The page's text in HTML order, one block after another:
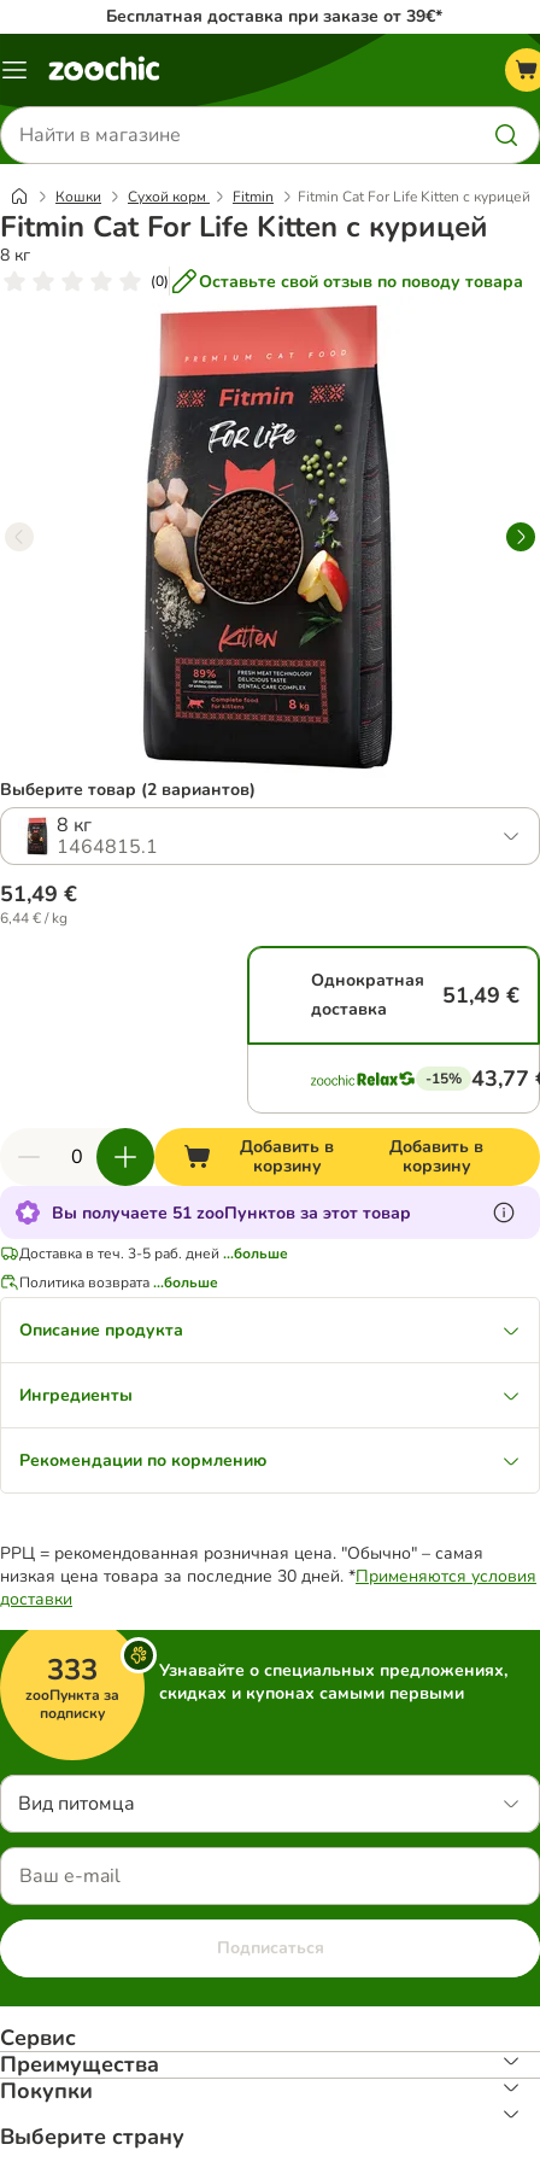
Бесплатная доставка при заказе от 39€*
Каталог
Поиск
товаров
Кошки Сухой корм Fitmin Fitmin Cat For Life Kitten с курицей
Fitmin Cat For Life Kitten с курицей
8 кг
(0) Оставьте свой отзыв по поводу товара
Выберите товар (2 вариантов)
8 кг
1464815.1
51,49 €
6,44 € / kg
Однократная
доставка
51,49 €
-15% 43,77
Добавить в
корзину
Добавить в
корзину
Вы получаете 51 zooПунктов за этот товар
Доставка в теч. 3-5 раб. дней ...больше
Политика возврата...больше
Описание продукта
Ингредиенты
Рекомендации по кормлению
РРЦ = рекомендованная розничная цена. "Обычно" – самая
низкая цена товара за последние 30 дней. *Применяются условия
доставки
333
zooПункта за
подписку
Узнавайте о специальных предложениях,
скидках и купонах самыми первыми
Вид питомца
Подписаться
Сервис
Преимуществa
Покупки
Выберите страну